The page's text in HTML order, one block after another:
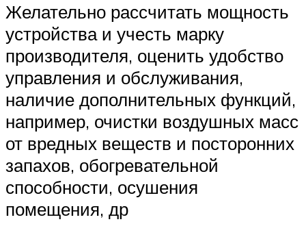
Желательно рассчитать мощность
устройства и учесть марку
производителя, оценить удобство
управления и обслуживания,
наличие дополнительных функций,
например, очистки воздушных масс
от вредных веществ и посторонних
запахов, обогревательной
способности, осушения
помещения, др